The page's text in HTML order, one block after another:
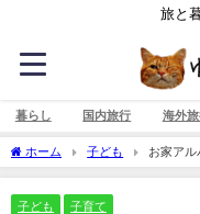
旅と
暮らし 国内旅行 海外
ホーム 子ども
お家アル
と娘から学びました
子ども 子育て